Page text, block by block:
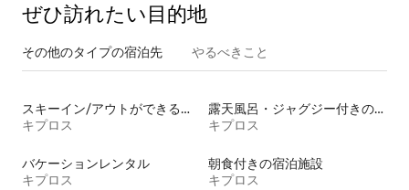
ぜひ訪⁠れ⁠た⁠い目⁠的⁠地
その他のタ⁠イ⁠プ⁠の宿⁠泊⁠先 やるべきこと
スキーイン/アウトができる宿泊先
キプロス
露天風呂・ジャグジー付きの宿泊施設
キプロス
バケーションレンタル
キプロス
朝食付きの宿泊施設
キプロス